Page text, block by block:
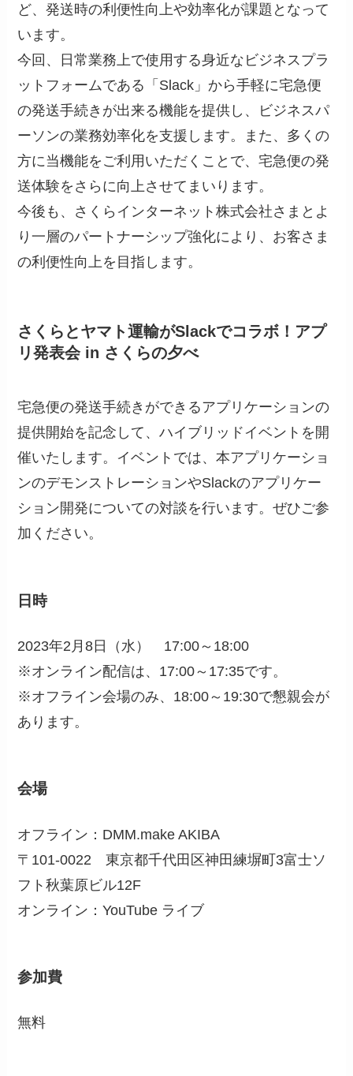
ど、発送時の利便性向上や効率化が課題となって
います。
今回、日常業務上で使用する身近なビジネスプラ
ットフォームである「Slack」から手軽に宅急便
の発送手続きが出来る機能を提供し、ビジネスパ
ーソンの業務効率化を支援します。また、多くの
方に当機能をご利用いただくことで、宅急便の発
送体験をさらに向上させてまいります。
今後も、さくらインターネット株式会社さまとよ
り一層のパートナーシップ強化により、お客さま
の利便性向上を目指します。
さくらとヤマト運輸がSlackでコラボ！アプ
リ発表会 in さくらの夕べ
宅急便の発送手続きができるアプリケーションの
提供開始を記念して、ハイブリッドイベントを開
催いたします。イベントでは、本アプリケーショ
ンのデモンストレーションやSlackのアプリケー
ション開発についての対談を行います。ぜひご参
加ください。
日時
2023年2月8日（水） 17:00～18:00
※オンライン配信は、17:00～17:35です。
※オフライン会場のみ、18:00～19:30で懇親会が
あります。
会場
オフライン：DMM.make AKIBA
〒101-0022 東京都千代田区神田練塀町3富士ソ
フト秋葉原ビル12F
オンライン：YouTube ライブ
参加費
無料